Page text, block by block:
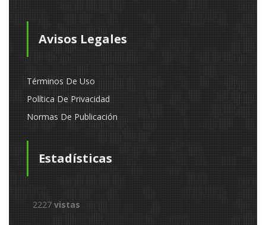
Avisos Legales
Términos De Uso
Política De Privacidad
Normas De Publicación
Estadísticas
2227 vistas